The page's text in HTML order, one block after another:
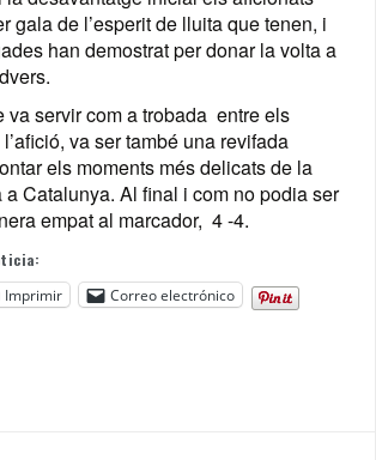
gala de l’esperit de lluita que tenen, i
han demostrat per donar la volta a
va servir com a trobada entre els
va ser també una revifada
els moments més delicats de la
a Catalunya. Al final i com no podia ser
empat al marcador, 4 -4.
Imprimir
Correo electrónico